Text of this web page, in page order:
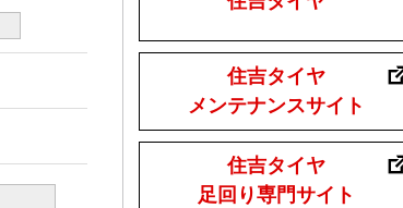
住吉タイヤ
メンテナンスサイト
住吉タイヤ
足回り専門サイト